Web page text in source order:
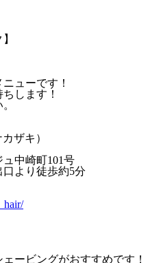
ューです！
します！
ザキ）
中崎町101号
口より徒歩約5分
ービングがおすすめです！